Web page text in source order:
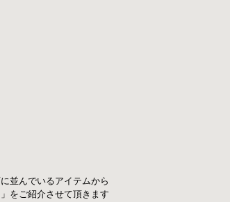
並んでいるアイテムから
」をご紹介させて頂きます